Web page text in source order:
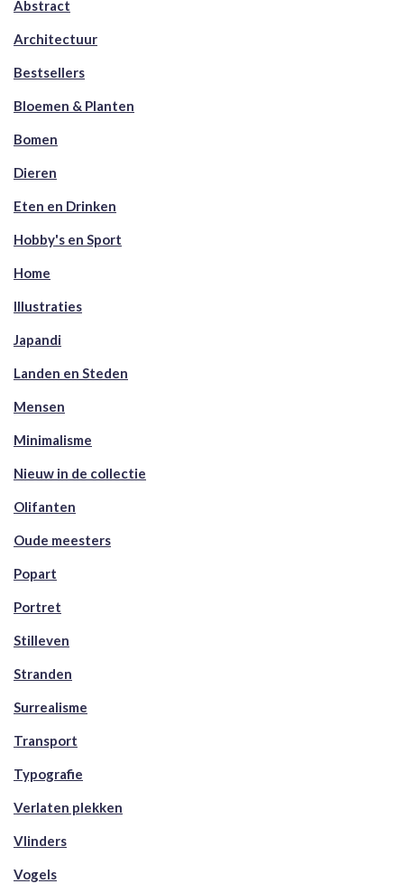
Abstract
Architectuur
Bestsellers
Bloemen & Planten
Bomen
Dieren
Eten en Drinken
Hobby's en Sport
Home
Illustraties
Japandi
Landen en Steden
Mensen
Minimalisme
Nieuw in de collectie
Olifanten
Oude meesters
Popart
Portret
Stilleven
Stranden
Surrealisme
Transport
Typografie
Verlaten plekken
Vlinders
Vogels